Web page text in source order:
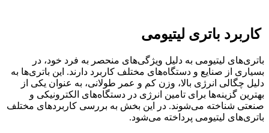
کاربرد باتری لیتیومی
باتری‌های لیتیومی به دلیل ویژگی‌های منحصر به فرد خود، در
بسیاری از صنایع و دستگاه‌های مختلف کاربرد دارند. این باتری‌ها به
دلیل چگالی انرژی بالا، وزن کم و عمر طولانی، به عنوان یکی از
بهترین گزینه‌ها برای تامین انرژی در دستگاه‌های الکترونیکی و
صنعتی شناخته می‌شوند. در این بخش به بررسی کاربردهای مختلف
باتری‌های لیتیومی پرداخته می‌شود.